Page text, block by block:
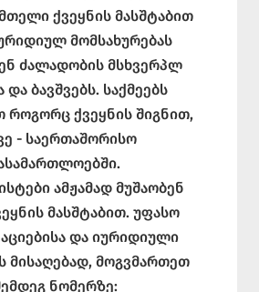
ქვეყნის მასშტაბით
მომსახურებას
ძალადობის მსხვერპლ
და ბავშვებს. საქმეებს
როგორც ქვეყნის შიგნით,
- საერთაშორისო
ამჟამად მუშაობენ
მასშტაბით. უფასო
და იურიდიული
მისაღებად, მოგვმართეთ
ნომერზე: